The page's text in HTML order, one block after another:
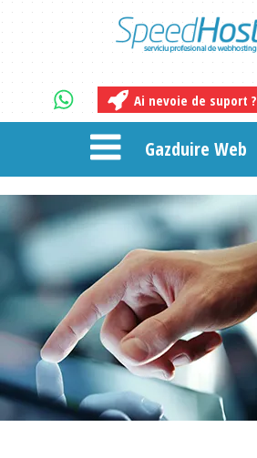
Ai nevoie de suport ?
Gazduire Web